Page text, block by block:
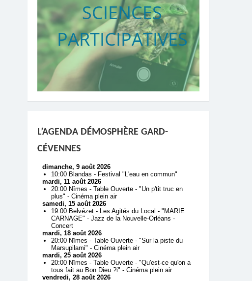
SCIENCES
PARTICIPATIVES
L’AGENDA DÉMOSPHÈRE GARD-
CÉVENNES